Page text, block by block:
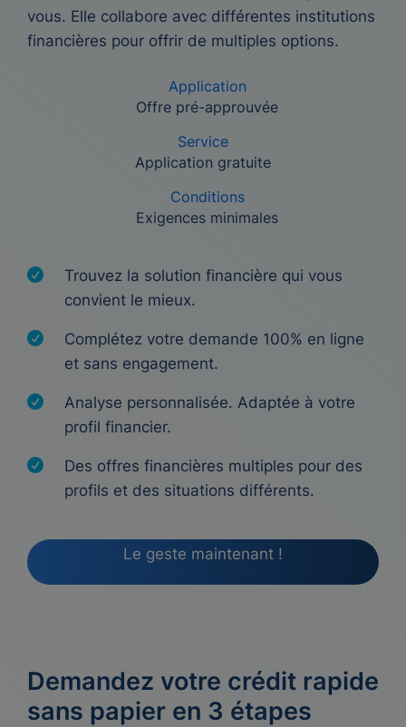
vous. Elle collabore avec différentes institutions
financières pour offrir de multiples options.
Application
Offre pré-approuvée
Service
Application gratuite
Conditions
Exigences minimales
Trouvez la solution financière qui vous
convient le mieux.
Complétez votre demande 100% en ligne
et sans engagement.
Analyse personnalisée. Adaptée à votre
profil financier.
Des offres financières multiples pour des
profils et des situations différents.
Le geste maintenant !
Demandez votre crédit rapide
sans papier en 3 étapes